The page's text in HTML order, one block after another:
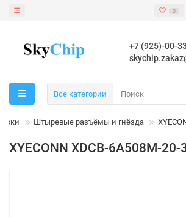
0
+7 (925)-00-
Все категории
Штыревые разъёмы и гнёзда
XYECONN XDCB-6A508M-20-